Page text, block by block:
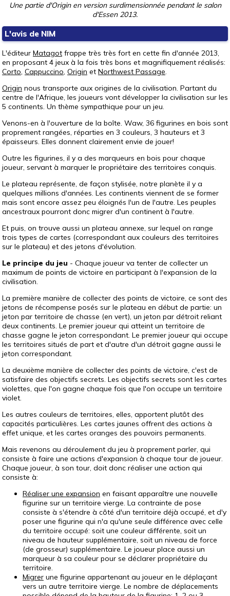
Une partie d'Origin en version surdimensionnée pendant le salon
d'Essen 2013.
L'avis de NIM
L'éditeur Matagot frappe très très fort en cette fin d'année 2013,
en proposant 4 jeux à la fois très bons et magnifiquement réalisés:
Corto, Cappuccino, Origin et Northwest Passage.
Origin nous transporte aux origines de la civilisation. Partant du
centre de l'Afrique, les joueurs vont développer la civilisation sur les
5 continents. Un thème sympathique pour un jeu.
Venons-en à l'ouverture de la boîte. Waw, 36 figurines en bois sont
proprement rangées, réparties en 3 couleurs, 3 hauteurs et 3
épaisseurs. Elles donnent clairement envie de jouer!
Outre les figurines, il y a des marqueurs en bois pour chaque
joueur, servant à marquer le propriétaire des territoires conquis.
Le plateau représente, de façon stylisée, notre planète il y a
quelques millions d'années. Les continents viennent de se former
mais sont encore assez peu éloignés l'un de l'autre. Les peuples
ancestraux pourront donc migrer d'un continent à l'autre.
Et puis, on trouve aussi un plateau annexe, sur lequel on range
trois types de cartes (correspondant aux couleurs des territoires
sur le plateau) et des jetons d'évolution.
Le principe du jeu - Chaque joueur va tenter de collecter un
maximum de points de victoire en participant à l'expansion de la
civilisation.
La première manière de collecter des points de victoire, ce sont des
jetons de récompense posés sur le plateau en début de partie: un
jeton par territoire de chasse (en vert), un jeton par détroit reliant
deux continents. Le premier joueur qui atteint un territoire de
chasse gagne le jeton correspondant. Le premier joueur qui occupe
les territoires situés de part et d'autre d'un détroit gagne aussi le
jeton correspondant.
La deuxième manière de collecter des points de victoire, c'est de
satisfaire des objectifs secrets. Les objectifs secrets sont les cartes
violettes, que l'on gagne chaque fois que l'on occupe un territoire
violet.
Les autres couleurs de territoires, elles, apportent plutôt des
capacités particulières. Les cartes jaunes offrent des actions à
effet unique, et les cartes oranges des pouvoirs permanents.
Mais revenons au déroulement du jeu à proprement parler, qui
consiste à faire une actions d'expansion à chaque tour de joueur.
Chaque joueur, à son tour, doit donc réaliser une action qui
consiste à:
Réaliser une expansion en faisant apparaître une nouvelle
figurine sur un territoire vierge. La contrainte de pose
consiste à s'étendre à côté d'un territoire déjà occupé, et d'y
poser une figurine qui n'a qu'une seule différence avec celle
du territoire occupé: soit une couleur différente, soit un
niveau de hauteur supplémentaire, soit un niveau de force
(de grosseur) supplémentaire. Le joueur place aussi un
marqueur à sa couleur pour se déclarer propriétaire du
territoire.
Migrer une figurine appartenant au joueur en le déplaçant
vers un autre territoire vierge. Le nombre de déplacements